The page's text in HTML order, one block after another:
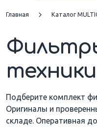
SL 40 DT
Главная Каталог
Подберите комплект
Оригиналы и
складе. Оперативная